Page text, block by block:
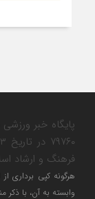
پایگاه خبر
فرهنگ و ارشاد
هرگونه کپی برداری
وابسته به آن، با ذکر